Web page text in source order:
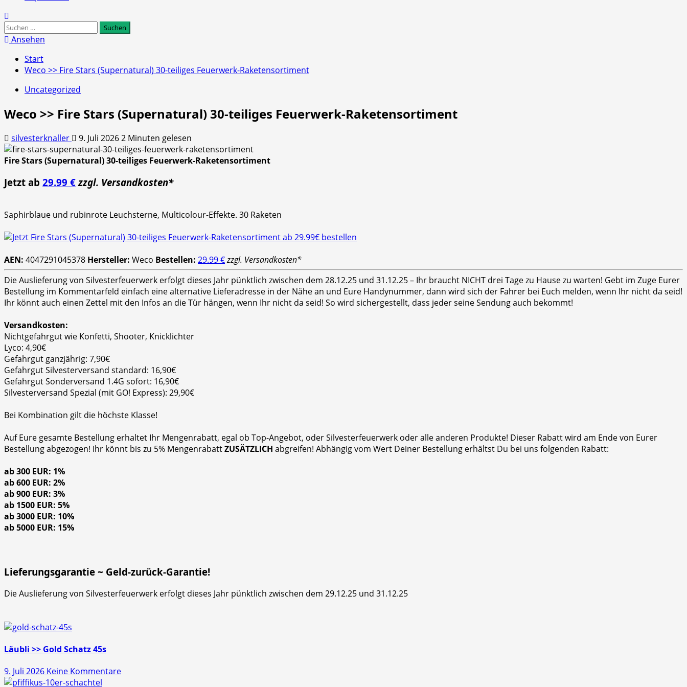
Suchen
nach:
Ansehen
Start
Weco >> Fire Stars (Supernatural) 30-teiliges Feuerwerk-Raketensortiment
Uncategorized
Weco >> Fire Stars (Supernatural) 30-teiliges Feuerwerk-Raketensortiment
silvesterknaller 9. Juli 20262 Minuten gelesen
Fire Stars (Supernatural) 30-teiliges Feuerwerk-Raketensortiment
Jetzt ab 29.99 € zzgl. Versandkosten*
Saphirblaue und rubinrote Leuchsterne, Multicolour-Effekte. 30 Raketen
AEN: 4047291045378 Hersteller: Weco Bestellen: 29.99 €zzgl. Versandkosten*
Die Auslieferung von Silvesterfeuerwerk erfolgt dieses Jahr pünktlich zwischen dem 28.12.25 und 31.12.25 – Ihr braucht NICHT drei Tage zu Hause zu warten! Gebt im Zuge Eurer
Bestellung im Kommentarfeld einfach eine alternative Lieferadresse in der Nähe an und Eure Handynummer, dann wird sich der Fahrer bei Euch melden, wenn Ihr nicht da seid!
Ihr könnt auch einen Zettel mit den Infos an die Tür hängen, wenn Ihr nicht da seid! So wird sichergestellt, dass jeder seine Sendung auch bekommt!
Versandkosten:
Nichtgefahrgut wie Konfetti, Shooter, Knicklichter
Lyco: 4,90€
Gefahrgut ganzjährig: 7,90€
Gefahrgut Silvesterversand standard: 16,90€
Gefahrgut Sonderversand 1.4G sofort: 16,90€
Silvesterversand Spezial (mit GO! Express): 29,90€
Bei Kombination gilt die höchste Klasse!
Auf Eure gesamte Bestellung erhaltet Ihr Mengenrabatt, egal ob Top-Angebot, oder Silvesterfeuerwerk oder alle anderen Produkte! Dieser Rabatt wird am Ende von Eurer
Bestellung abgezogen! Ihr könnt bis zu 5% MengenrabattZUSÄTZLICH abgreifen! Abhängig vom Wert Deiner Bestellung erhältst Du bei uns folgenden Rabatt:
ab 300 EUR: 1%
ab 600 EUR: 2%
ab 900 EUR: 3%
ab 1500 EUR: 5%
ab 3000 EUR: 10%
ab 5000 EUR: 15%
Lieferungsgarantie ~ Geld-zurück-Garantie!
Die Auslieferung von Silvesterfeuerwerk erfolgt dieses Jahr pünktlich zwischen dem 29.12.25 und 31.12.25
Läubli >> Gold Schatz 45s
9. Juli 2026 Keine Kommentarezu